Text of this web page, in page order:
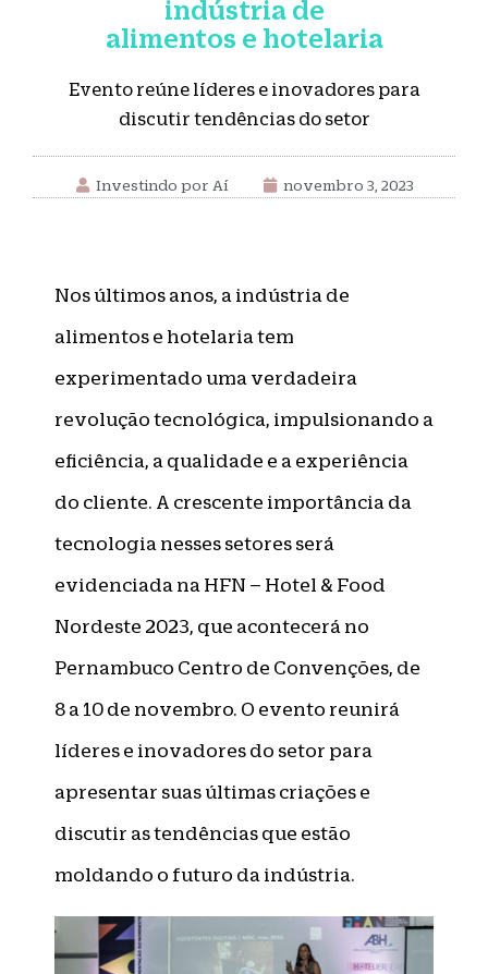
indústria de
alimentos e hotelaria
Evento reúne líderes e inovadores para
discutir tendências do setor
Investindo por Aí novembro 3, 2023
Nos últimos anos, a indústria de
alimentos e hotelaria tem
experimentado uma verdadeira
revolução tecnológica, impulsionando a
eficiência, a qualidade e a experiência
do cliente. A crescente importância da
tecnologia nesses setores será
evidenciada na HFN – Hotel & Food
Nordeste 2023, que acontecerá no
Pernambuco Centro de Convenções, de
8 a 10 de novembro. O evento reunirá
líderes e inovadores do setor para
apresentar suas últimas criações e
discutir as tendências que estão
moldando o futuro da indústria.